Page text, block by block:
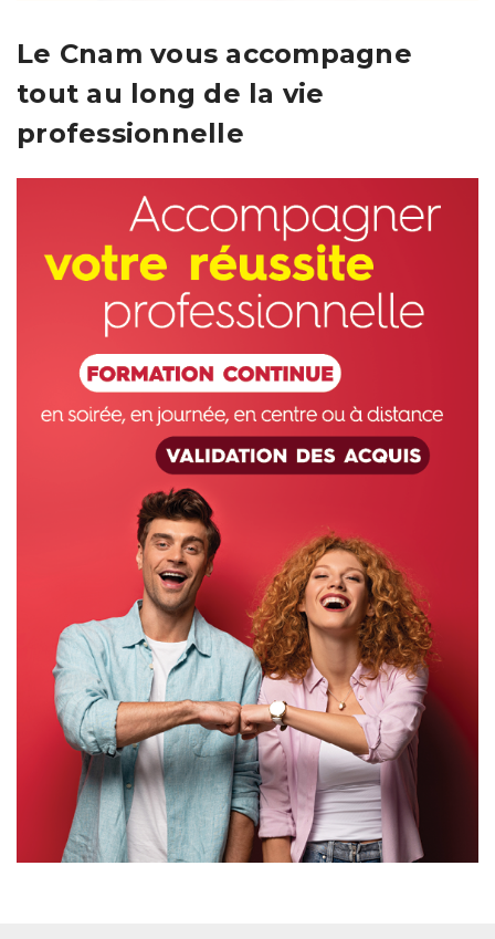
Le Cnam vous accompagne
tout au long de la vie
professionnelle